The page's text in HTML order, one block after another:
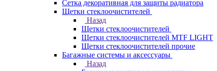
Сетка декоративная для защиты радиатора
Щетки стеклоочистителей
Назад
Щетки стеклоочистителей
Щетки стеклоочистителей MTF LIGHT
Щетки стеклоочистителей прочие
Багажные системы и аксессуары
Назад